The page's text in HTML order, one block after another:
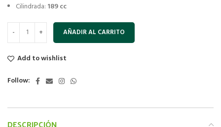
Cilindrada: 189 cc
AÑADIR AL CARRITO
Add to wishlist
Follow: